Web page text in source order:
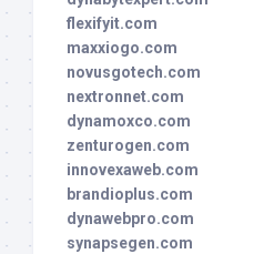
flexifyit.com
maxxiogo.com
novusgotech.com
nextronnet.com
dynamoxco.com
zenturogen.com
innovexaweb.com
brandioplus.com
dynawebpro.com
synapsegen.com